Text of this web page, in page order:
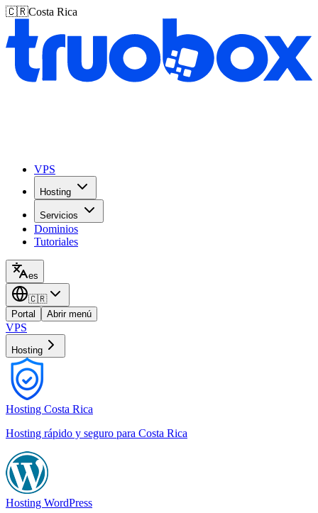
🇨🇷Costa Rica
VPS
Hosting
Servicios
Dominios
Tutoriales
es
🇨🇷
Portal
Abrir menú
VPS
Hosting
Hosting Costa Rica
Hosting rápido y seguro para Costa Rica
Hosting WordPress